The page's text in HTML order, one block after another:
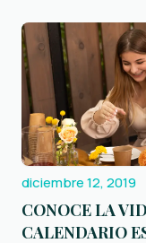
diciembre 12, 2019
CONOCE LA
CALENDARIO